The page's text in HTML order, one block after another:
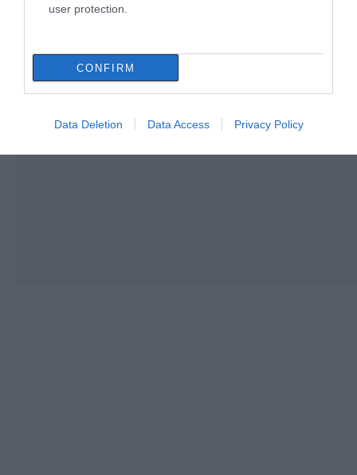
user protection.
CONFIRM
Data Deletion Data Access Privacy Policy